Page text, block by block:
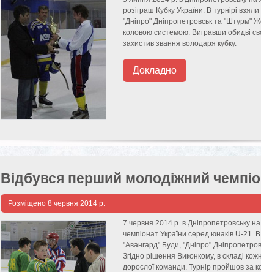
розіграш Кубку України. В турнірі
"Дніпро" Дніпропетровськ та "Штурм"
коловою системою. Вигравши обидві
захистив звання володаря кубку.
Докладно
Відбувся перший молодіжний
Розміщено 8 червня 2014 р.
7 червня 2014 р. в Дніпропетровську
чемпіонат України серед юнаків U-21.
"Авангард" Буди, "Дніпро"
Згідно рішення Виконкому, в складі
дорослої команди. Турнір пройшов за